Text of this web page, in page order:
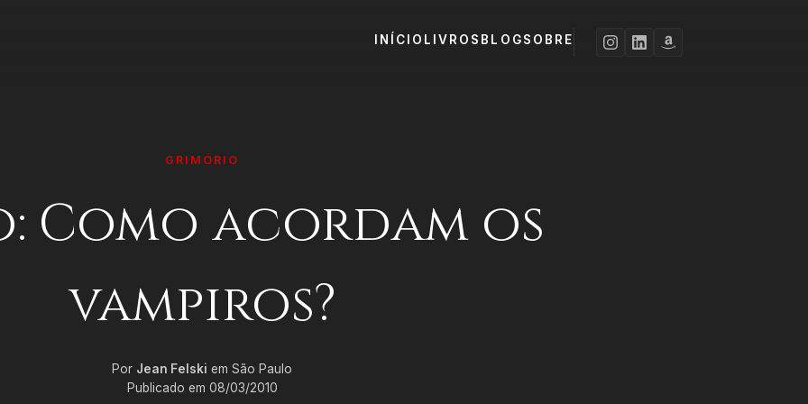
INÍCIO LIVROS BLOGSOBRE
GRIMÓRIO
Como acordam os
vampiros?
Por Jean Felski em São Paulo
Publicado em 08/03/2010